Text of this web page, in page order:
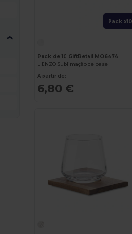
Pack x10
Pack de 10 GiftRetail MO6474
LIENZO Sublimação de base
A partir de:
6,80 €